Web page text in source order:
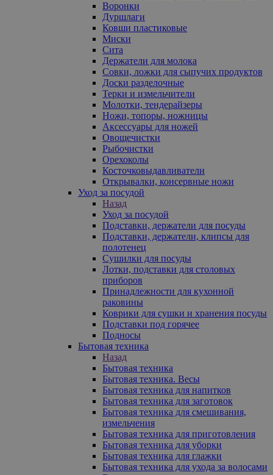
Воронки
Дуршлаги
Ковши пластиковые
Миски
Сита
Держатели для молока
Совки, ложки для сыпучих продуктов
Доски разделочные
Терки и измельчители
Молотки, тендерайзеры
Ножи, топоры, ножницы
Аксессуары для ножей
Овощечистки
Рыбочистки
Орехоколы
Косточковыдавливатели
Открывалки, консервные ножи
Уход за посудой
Назад
Уход за посудой
Подставки, держатели для посуды
Подставки, держатели, клипсы для
полотенец
Сушилки для посуды
Лотки, подставки для столовых
приборов
Принадлежности для кухонной
раковины
Коврики для сушки и хранения посуды
Подставки под горячее
Подносы
Бытовая техника
Назад
Бытовая техника
Бытовая техника. Весы
Бытовая техника для напитков
Бытовая техника для заготовок
Бытовая техника для смешивания,
измельчения
Бытовая техника для приготовления
Бытовая техника для уборки
Бытовая техника для глажки
Бытовая техника для ухода за волосами